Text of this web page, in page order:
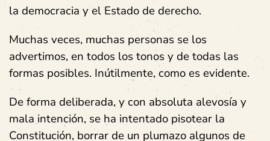
la democracia y el Estado de derecho.
Muchas veces, muchas personas se los
advertimos, en todos los tonos y de todas las
formas posibles. Inútilmente, como es evidente.
De forma deliberada, y con absoluta alevosía y
mala intención, se ha intentado pisotear la
Constitución, borrar de un plumazo algunos de